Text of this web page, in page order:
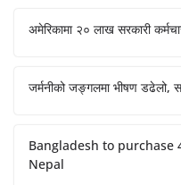
अमेरिकामा २० लाख सरकारी
जर्मनीको जङ्गलमा भीषण डढेलो,
Bangladesh to purchase
Nepal